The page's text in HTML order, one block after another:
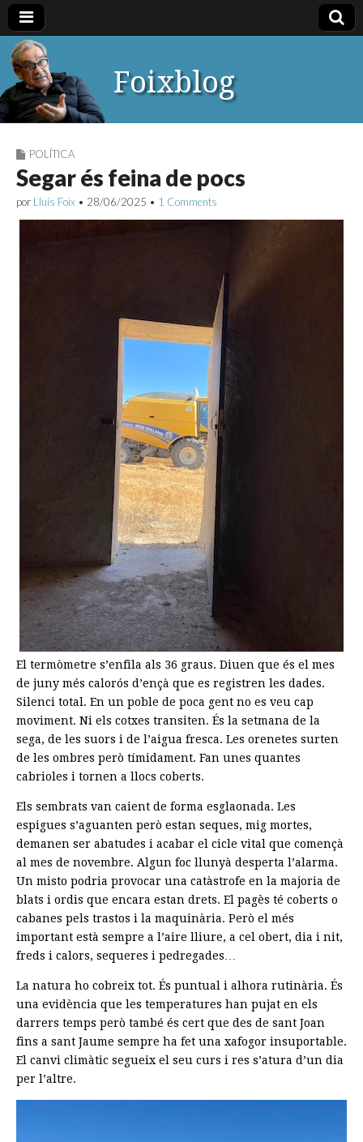
Foixblog
POLÍTICA
Segar és feina de pocs
por Lluís Foix • 28/06/2025 • 1 Comments
El termòmetre s’enfila als 36 graus. Diuen que és el mes
de juny més calorós d’ençà que es registren les dades.
Silenci total. En un poble de poca gent no es veu cap
moviment. Ni els cotxes transiten. És la setmana de la
sega, de les suors i de l’aigua fresca. Les orenetes surten
de les ombres però tímidament. Fan unes quantes
cabrioles i tornen a llocs coberts.
Els sembrats van caient de forma esglaonada. Les
espigues s’aguanten però estan seques, mig mortes,
demanen ser abatudes i acabar el cicle vital que començà
al mes de novembre. Algun foc llunyà desperta l’alarma.
Un misto podria provocar una catàstrofe en la majoria de
blats i ordis que encara estan drets. El pagès té coberts o
cabanes pels trastos i la maquinària. Però el més
important està sempre a l’aire lliure, a cel obert, dia i nit,
freds i calors, sequeres i pedregades…
La natura ho cobreix tot. És puntual i alhora rutinària. És
una evidència que les temperatures han pujat en els
darrers temps però també és cert que des de sant Joan
fins a sant Jaume sempre ha fet una xafogor insuportable.
El canvi climàtic segueix el seu curs i res s’atura d’un dia
per l’altre.